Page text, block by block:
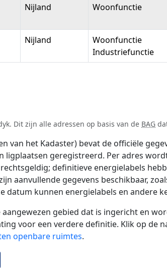
Nijland Woonfunctie
Nijland
Woonfunctie
Industriefunctie
Dit zijn alle adressen op basis van de BAG
van het Kadaster) bevat de officiële
ligplaatsen geregistreerd. Per adres
definitieve energielabels
aanvullende gegevens beschikbaar,
datum kunnen energielabels en andere
gebied dat is ingericht en
voor een verdere definitie. Klik op
openbare ruimtes.